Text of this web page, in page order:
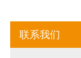
联系我们